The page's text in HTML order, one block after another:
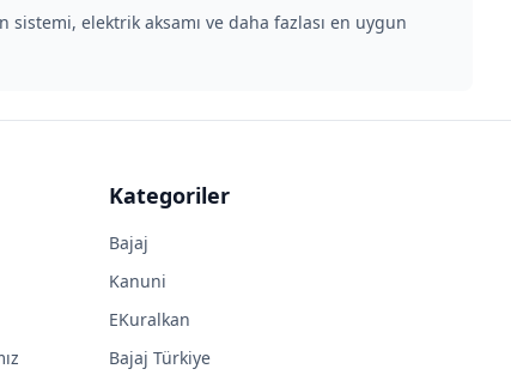
elektrik aksamı ve daha fazlası en uygun
Kategoriler
Bajaj
Kanuni
EKuralkan
Bajaj Türkiye